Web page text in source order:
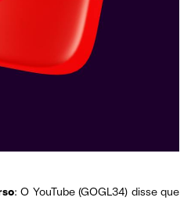
: O YouTube (GOGL34) disse que